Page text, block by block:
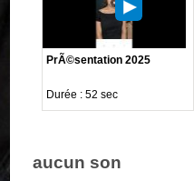
PrÃ©sentation 2025
Durée : 52 sec
aucun son